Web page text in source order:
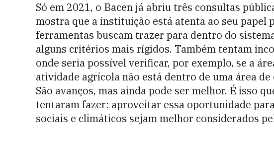
Só em 2021, o Bacen já abriu três consultas
mostra que a instituição está atenta ao seu papel
ferramentas buscam trazer para dentro do
alguns critérios mais rígidos. Também tentam
onde seria possível verificar, por exemplo, se a
atividade agrícola não está dentro de uma área
São avanços, mas ainda pode ser melhor. É isso
tentaram fazer: aproveitar essa oportunidade
sociais e climáticos sejam melhor considerados